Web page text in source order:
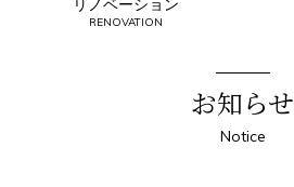
RENOVATION
お知らせ
Notice